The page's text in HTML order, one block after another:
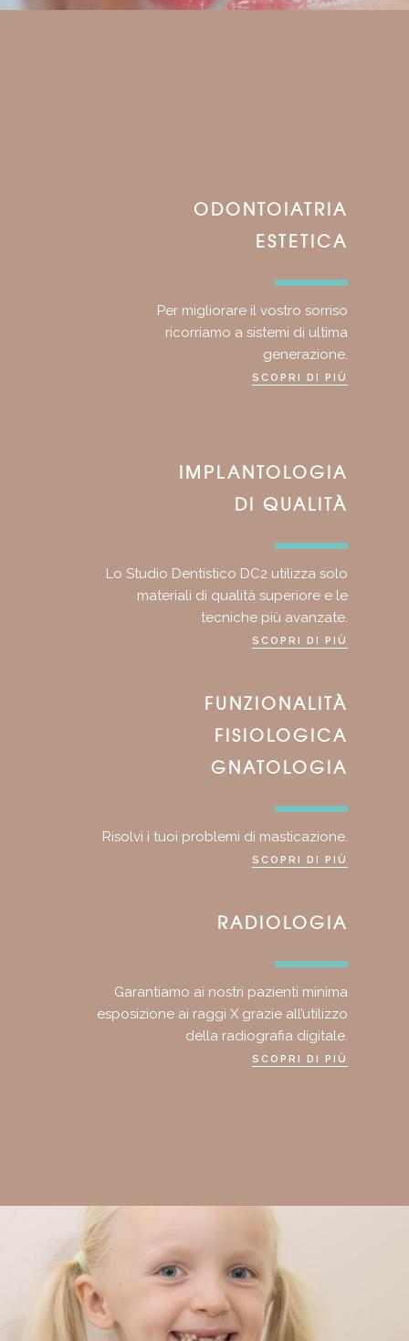
ODONTOIATRIA
ESTETICA
Per migliorare il vostro sorriso
ricorriamo a sistemi di ultima
generazione.
SCOPRI DI PIÙ
IMPLANTOLOGIA
DI QUALITÀ
Lo Studio Dentistico DC2 utilizza solo
materiali di qualità superiore e le
tecniche più avanzate.
SCOPRI DI PIÙ
FUNZIONALITÀ
FISIOLOGICA
GNATOLOGIA
Risolvi i tuoi problemi di masticazione.
SCOPRI DI PIÙ
RADIOLOGIA
Garantiamo ai nostri pazienti minima
esposizione ai raggi X grazie all’utilizzo
della radiografia digitale.
SCOPRI DI PIÙ